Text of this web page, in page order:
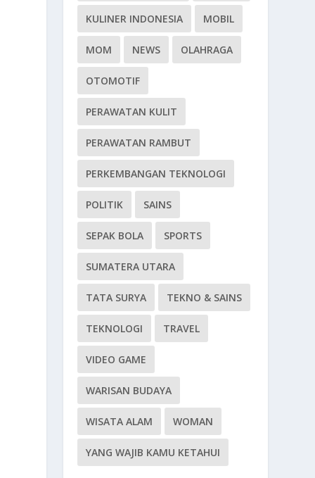
KULINER INDONESIA MOBIL
MOM NEWS OLAHRAGA
OTOMOTIF
PERAWATAN KULIT
PERAWATAN RAMBUT
PERKEMBANGAN TEKNOLOGI
POLITIK SAINS
SEPAK BOLA SPORTS
SUMATERA UTARA
TATA SURYA TEKNO & SAINS
TEKNOLOGI TRAVEL
VIDEO GAME
WARISAN BUDAYA
WISATA ALAM WOMAN
YANG WAJIB KAMU KETAHUI